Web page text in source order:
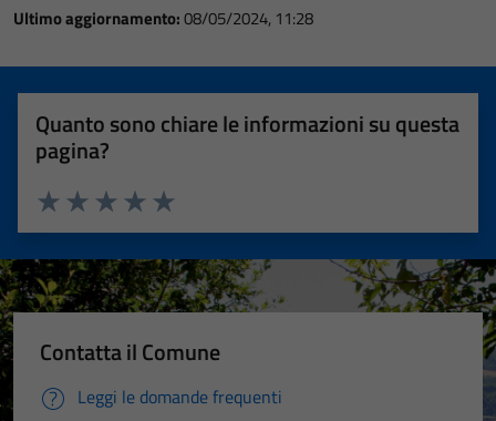
Ultimo aggiornamento:08/05/2024, 11:28
Quanto sono chiare le informazioni su questa
pagina?
Valuta 5 stelle su 5
Valuta 4 stelle su 5
Valuta 3 stelle su 5
Valuta 2 stelle su 5
Valuta 1 stelle su 5
Contatta il Comune
Leggi le domande frequenti